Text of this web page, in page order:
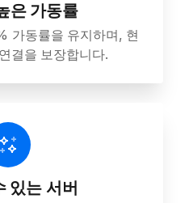
은 가동률
가동률을 유지하며, 현
결을 보장합니다.
있는 서버